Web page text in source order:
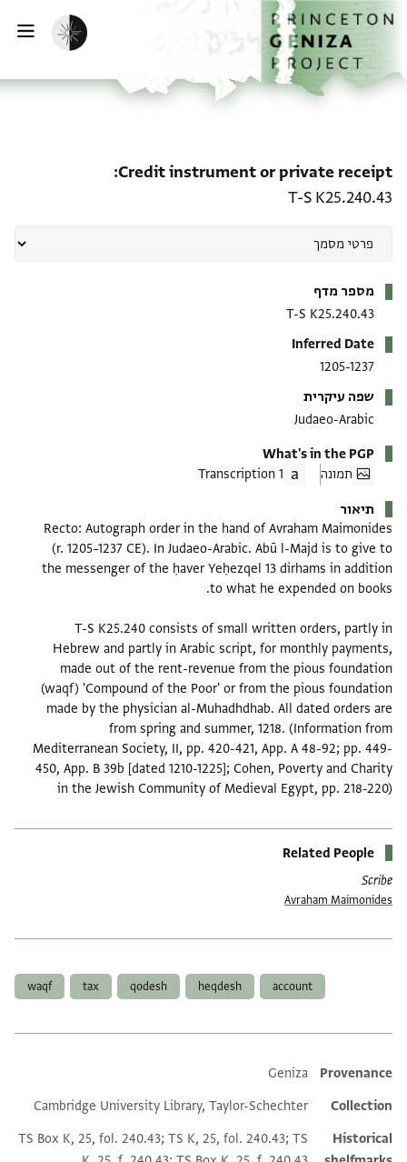
לתוכןהבית
הפעלת מצב כהה
Credit instrument or private receipt
T-S K25.240.43
מספר מדף
T-S K25.240.43
Inferred Date
1205-1237
שפה עיקרית
Judaeo-Arabic
What's in the PGP
תמונה
1 Transcription
תיאור
Recto: Autograph order in the hand of Avraham Maimonides
(r. 1205–1237 CE). In Judaeo-Arabic. Abū l-Majd is to give to
the messenger of the ḥaver Yeḥezqel 13 dirhams in addition
T-S K25.240 consists of small written orders, partly in
Hebrew and partly in Arabic script, for monthly payments,
made out of the rent-revenue from the pious foundation
(waqf) 'Compound of the Poor' or from the pious foundation
made by the physician al-Muhadhdhab. All dated orders are
from spring and summer, 1218. (Information from
Mediterranean Society, II, pp. 420-421, App. A 48-92; pp. 449-
450, App. B 39b [dated 1210-1225]; Cohen, Poverty and Charity
in the Jewish Community of Medieval Egypt, pp. 218-220)
Related People
Scribe
Avraham Maimonides
account
heqdesh
qodesh
tax
waqf
Additional metadata
Provenance
Geniza
Collection
Cambridge University Library, Taylor-Schechter
Historical
TS Box K, 25, fol. 240.43; TS K, 25, fol. 240.43; TS